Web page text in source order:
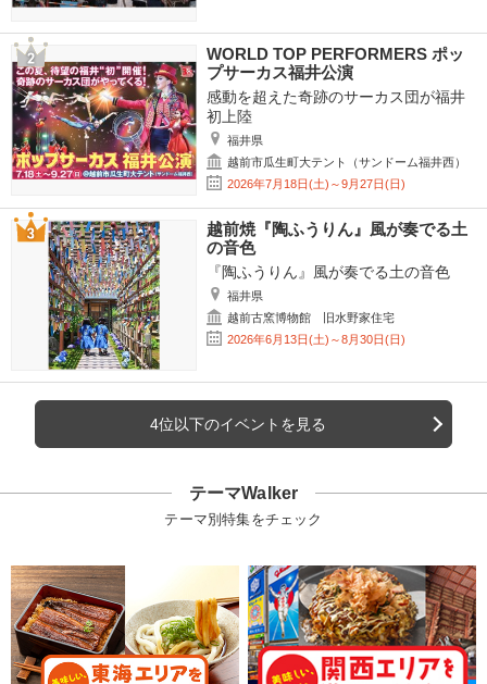
WORLD TOP PERFORMERS ポッ
プサーカス福井公演
感動を超えた奇跡のサーカス団が福井
初上陸
福井県
越前市瓜生町大テント（サンドーム福井西）
2026年7月18日(土)～9月27日(日)
越前焼『陶ふうりん』風が奏でる土
の音色
『陶ふうりん』風が奏でる土の音色
福井県
越前古窯博物館 旧水野家住宅
2026年6月13日(土)～8月30日(日)
4位以下のイベントを見る
テーマWalker
テーマ別特集をチェック